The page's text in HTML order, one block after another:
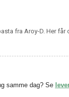
fra Aroy-D. Her
samme dag? Se